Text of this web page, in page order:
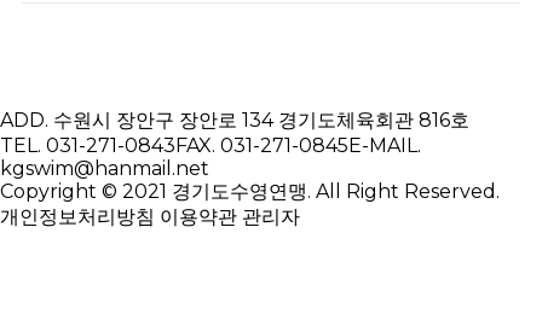
ADD. 수원시 장안구 장안로 134 경기도체육회관 816호
TEL. 031-271-0843 FAX. 031-271-0845 E-MAIL.
kgswim@hanmail.net
Copyright © 2021 경기도수영연맹. All Right Reserved.
개인정보처리방침 이용약관 관리자